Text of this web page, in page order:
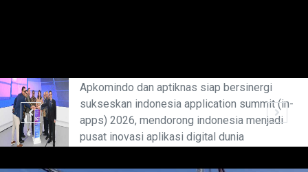
Apkomindo dan aptiknas siap bersinergi
sukseskan indonesia application summit (in-
apps) 2026, mendorong indonesia menjadi
pusat inovasi aplikasi digital dunia